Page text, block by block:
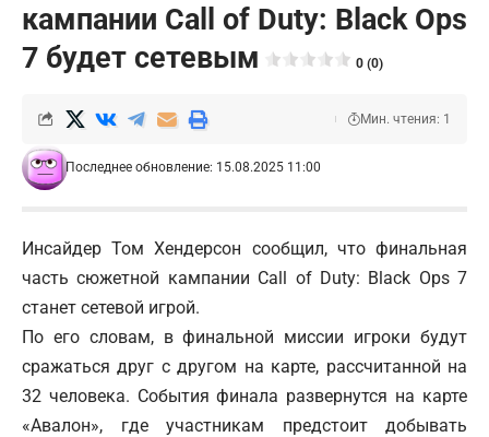
кампании Call of Duty: Black Ops
7 будет сетевым
0 (0)
Последнее обновление: 15.08.2025 11:00
Мин. чтения: 1
Инсайдер Том Хендерсон сообщил, что финальная
часть сюжетной кампании Call of Duty: Black Ops 7
станет сетевой игрой.
По его словам, в финальной миссии игроки будут
сражаться друг с другом на карте, рассчитанной на
32 человека. События финала развернутся на карте
«Авалон», где участникам предстоит добывать